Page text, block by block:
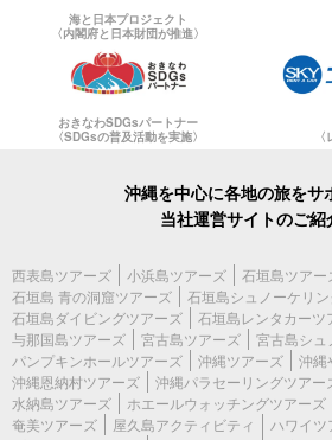
海と日本プロジェクト
〈内閣府と日本財団が推進〉
おきなわSDGsパートナー
〈SDGsの普及活動を実施〉
沖縄を中心に各地の旅をサ
当社運営サイトのご紹
西表島ツアーズ 小浜島ツアーズ
石垣島ツアー
石垣島 青の洞窟ツアーズ
石垣島シュノーケリ
石垣島ダイビングツアーズ
石垣島レンタカーツ
与那国島ツアーズ
宮古島ツアーズ
宮古島シュ
パンプキンホールツアーズ
沖縄ツアーズ
沖縄
沖縄恩納村ツアーズ
沖縄パラセーリングツアー
水納島ツアーズ
ホエールウォッチングツアーズ
奄美ツアーズ
屋久島アクティビティ ハワイツ